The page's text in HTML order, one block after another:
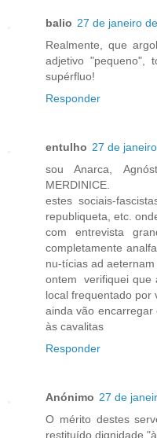
balio 27 de janeiro
Realmente, que
adjetivo "pequeno",
supérfluo!
Responder
entulho 27 de
sou Anarca,
MERDINICE.
estes sociais-
republiqueta, etc.
com entrevista
completamente
nu-tícias ad aeternam
ontem verifiquei que
local frequentado por
ainda vão encarregar
às cavalitas
Responder
Anónimo 27 de
O mérito destes
restituído dignidade